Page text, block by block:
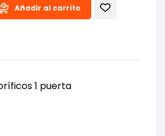
Añadir al carrito
1 puerta